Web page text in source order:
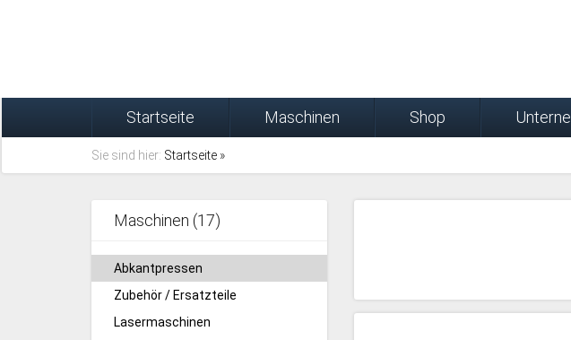
Startseite Maschinen Shop
Sie sind hier: Startseite »
Maschinen (17)
Abkantpressen
Zubehör / Ersatzteile
Lasermaschinen